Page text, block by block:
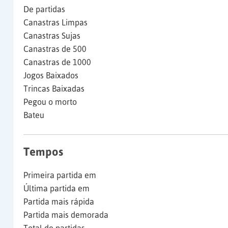
De partidas
Canastras Limpas
Canastras Sujas
Canastras de 500
Canastras de 1000
Jogos Baixados
Trincas Baixadas
Pegou o morto
Bateu
Tempos
Primeira partida em
Última partida em
Partida mais rápida
Partida mais demorada